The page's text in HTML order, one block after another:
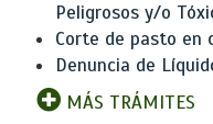
Peligrosos y/o
Corte de pasto en
Denuncia de
MÁS TRÁMITES